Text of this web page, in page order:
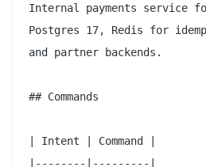
Internal payments service
Postgres 17, Redis for
and partner backends.
## Commands
| Intent | Command |
|--------|---------|